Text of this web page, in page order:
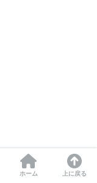
行く
ホーム 上に戻る